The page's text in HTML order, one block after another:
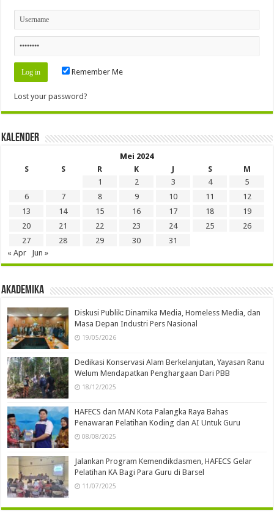
Remember Me
Lost your password?
Kalender
Mei 2024
S
S R K J S
M
1
2 3 4
5
6
7 8 9 10 11
12
13
14 15 16 17 18
19
20
21 22 23 24 25
26
27
28 29 30
31
« Apr
Jun »
Akademika
Diskusi Publik: Dinamika Media, Homeless Media, dan
Masa Depan Industri Pers Nasional
19/05/2026
Dedikasi Konservasi Alam Berkelanjutan, Yayasan Ranu
Welum Mendapatkan Penghargaan Dari PBB
18/12/2025
HAFECS dan MAN Kota Palangka Raya Bahas
Penawaran Pelatihan Koding dan AI Untuk Guru
08/08/2025
Jalankan Program Kemendikdasmen, HAFECS Gelar
Pelatihan KA Bagi Para Guru di Barsel
11/07/2025